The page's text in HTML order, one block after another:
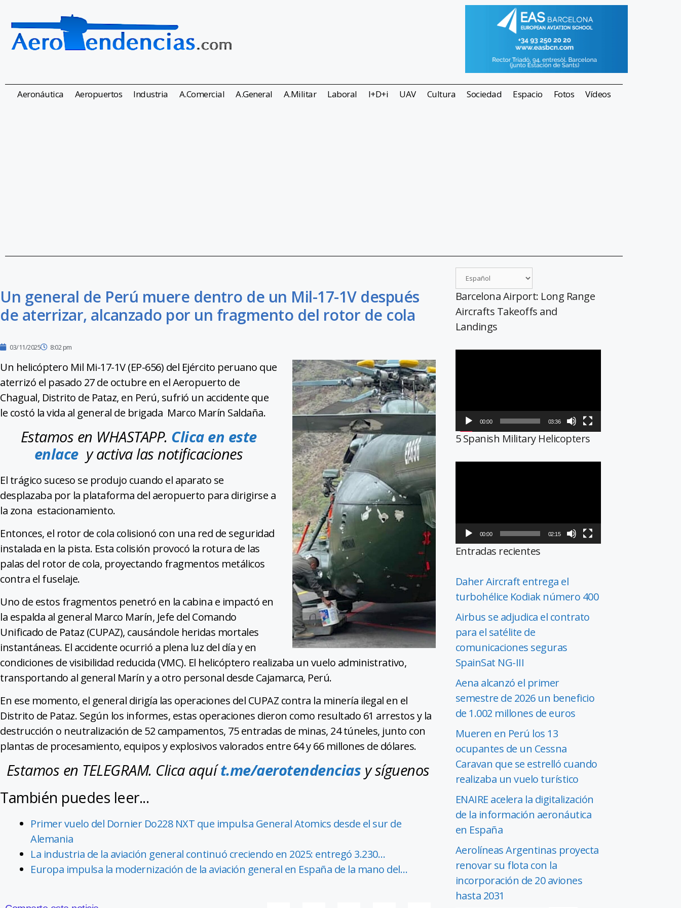
Aeronáutica Aeropuertos Industria A.Comercial A.General A.Militar Laboral I+D+i UAV Cultura Sociedad Espacio Fotos Vídeos
Un general de Perú muere dentro de un Mil-17-1V después
de aterrizar, alcanzado por un fragmento del rotor de cola
03/11/2025 8:02 pm
Un helicóptero Mil Mi-17-1V (EP-656) del Ejército peruano que
aterrizó el pasado 27 de octubre en el Aeropuerto de
Chagual, Distrito de Pataz, en Perú, sufrió un accidente que
le costó la vida al general de brigada Marco Marín Saldaña.
Estamos en WHASTAPP. Clica en este
enlacey activa las notificaciones
El trágico suceso se produjo cuando el aparato se
desplazaba por la plataforma del aeropuerto para dirigirse a
la zona estacionamiento.
Entonces, el rotor de cola colisionó con una red de seguridad
instalada en la pista. Esta colisión provocó la rotura de las
palas del rotor de cola, proyectando fragmentos metálicos
contra el fuselaje.
Uno de estos fragmentos penetró en la cabina e impactó en
la espalda al general Marco Marín, Jefe del Comando
Unificado de Pataz (CUPAZ), causándole heridas mortales
instantáneas. El accidente ocurrió a plena luz del día y en
condiciones de visibilidad reducida (VMC). El helicóptero realizaba un vuelo administrativo,
transportando al general Marín y a otro personal desde Cajamarca, Perú.
En ese momento, el general dirigía las operaciones del CUPAZ contra la minería ilegal en el
Distrito de Pataz. Según los informes, estas operaciones dieron como resultado 61 arrestos y la
destrucción o neutralización de 52 campamentos, 75 entradas de minas, 24 túneles, junto con
plantas de procesamiento, equipos y explosivos valorados entre 64 y 66 millones de dólares.
Estamos en TELEGRAM. Clica aquít.me/aerotendencias y síguenos
También puedes leer...
Primer vuelo del Dornier Do228 NXT que impulsa General Atomics desde el sur de
Alemania
La industria de la aviación general continuó creciendo en 2025: entregó 3.230…
Europa impulsa la modernización de la aviación general en España de la mano del…
Barcelona Airport: Long Range
Aircrafts Takeoffs and
Landings
00:00 03:36
5 Spanish Military Helicopters
00:00 02:15
Entradas recientes
Daher Aircraft entrega el
turbohélice Kodiak número 400
Airbus se adjudica el contrato
para el satélite de
comunicaciones seguras
SpainSat NG-III
Aena alcanzó el primer
semestre de 2026 un beneficio
de 1.002 millones de euros
Mueren en Perú los 13
ocupantes de un Cessna
Caravan que se estrelló cuando
realizaba un vuelo turístico
ENAIRE acelera la digitalización
de la información aeronáutica
en España
Aerolíneas Argentinas proyecta
renovar su flota con la
incorporación de 20 aviones
hasta 2031